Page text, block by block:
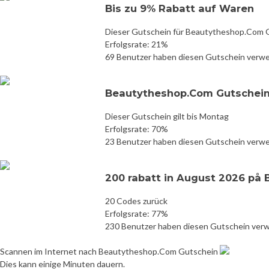
Bis zu 9% Rabatt auf Waren
Dieser Gutschein für
Erfolgsrate: 21%
69 Benutzer haben diesen Gutschein
Beautytheshop.Com
Dieser Gutschein gilt bis Montag
Erfolgsrate: 70%
23 Benutzer haben diesen Gutschein
200 rabatt in August 2026 på
20 Codes zurück
Erfolgsrate: 77%
230 Benutzer haben diesen Gutschein
Scannen im Internet nach Beautytheshop.Com Gutschein
Dies kann einige Minuten dauern.